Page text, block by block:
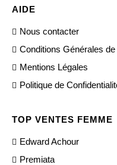
AIDE
Nous contacter
Conditions Générales de
Mentions Légales
Politique de
TOP VENTES FEMME
Edward Achour
Premiata